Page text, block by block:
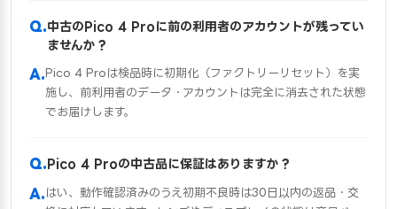
中古のPico 4 Proに前の利用者のアカウントが残ってい
ませんか？
Pico 4 Proは検品時に初期化（ファクトリーリセット）を実
施し、前利用者のデータ・アカウントは完全に消去された状態
でお届けします。
Pico 4 Proの中古品に保証はありますか？
はい、動作確認済みのうえ初期不良時は30日以内の返品・交